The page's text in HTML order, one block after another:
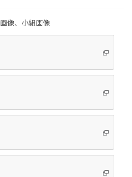
像、小組画像